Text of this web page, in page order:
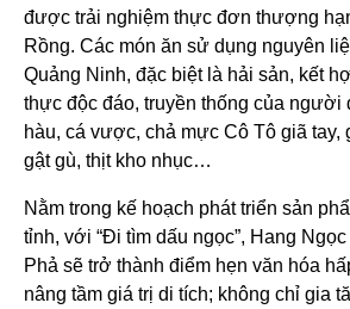
được trải nghiệm thực đơn thượng
Rồng. Các món ăn sử dụng nguyên
Quảng Ninh, đặc biệt là hải sản, kết
thực độc đáo, truyền thống của người
hàu, cá vược, chả mực Cô Tô giã tay,
gật gù, thịt kho nhục…
Nằm trong kế hoạch phát triển sản
tỉnh, với “Đi tìm dấu ngọc”, Hang
Phả sẽ trở thành điểm hẹn văn hóa
nâng tầm giá trị di tích; không chỉ gia